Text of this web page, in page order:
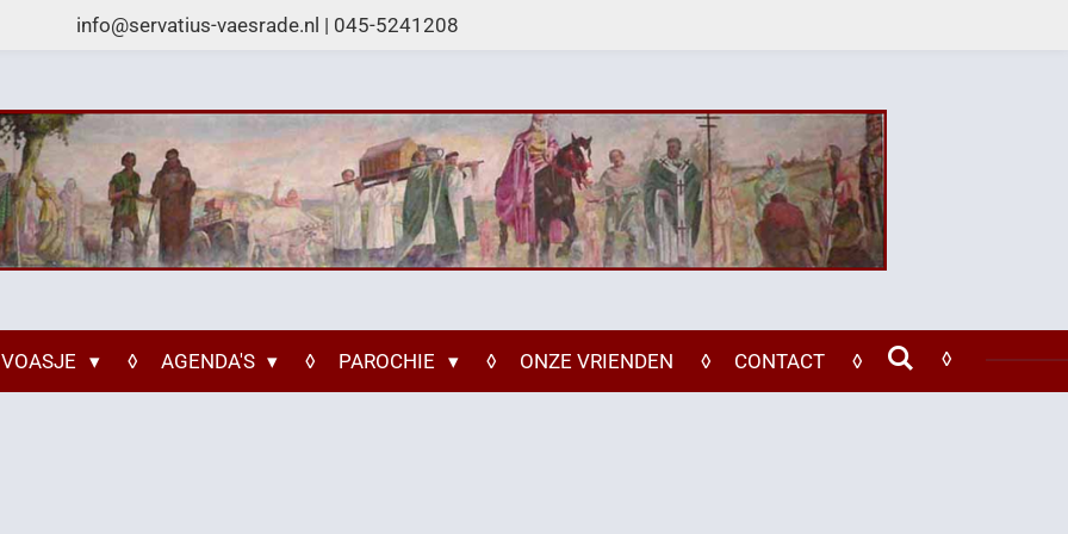
info@servatius-vaesrade.nl | 045-5241208
AGENDA'S PAROCHIE ONZE VRIENDEN CONTACT